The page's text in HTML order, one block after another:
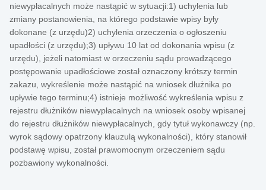
niewypłacalnych może nastąpić w sytuacji:1) uchylenia lub
zmiany postanowienia, na którego podstawie wpisy były
dokonane (z urzędu)2) uchylenia orzeczenia o ogłoszeniu
upadłości (z urzędu);3) upływu 10 lat od dokonania wpisu (z
urzędu), jeżeli natomiast w orzeczeniu sądu prowadzącego
postępowanie upadłościowe został oznaczony krótszy termin
zakazu, wykreślenie może nastąpić na wniosek dłużnika po
upływie tego terminu;4) istnieje możliwość wykreślenia wpisu z
rejestru dłużników niewypłacalnych na wniosek osoby wpisanej
do rejestru dłużników niewypłacalnych, gdy tytuł wykonawczy (np.
wyrok sądowy opatrzony klauzulą wykonalności), który stanowił
podstawę wpisu, został prawomocnym orzeczeniem sądu
pozbawiony wykonalności.